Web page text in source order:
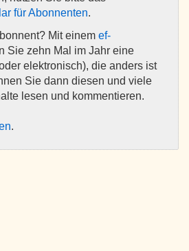
für Abonnenten.
Mit einem ef-
Sie zehn Mal im Jahr eine
elektronisch), die anders ist
Sie dann diesen und viele
lesen und kommentieren.
.